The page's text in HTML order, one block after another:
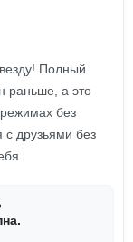
Полный
раньше, а это
без
с друзьями без